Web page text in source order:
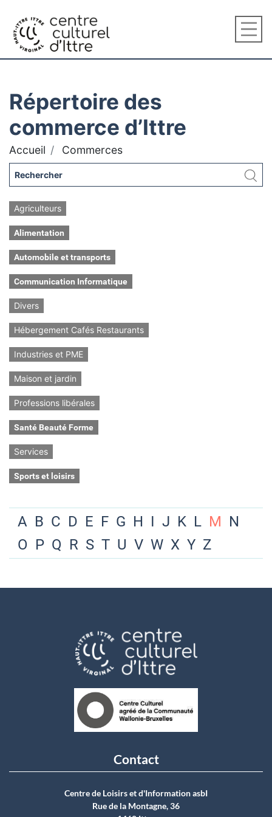
Répertoire des
commerce d’Ittre
Accueil Commerces
Agriculteurs
Alimentation
Automobile et transports
Communication Informatique
Divers
Hébergement Cafés Restaurants
Industries et PME
Maison et jardin
Professions libérales
Santé Beauté Forme
Services
Sports et loisirs
A B C D E F G H I J K L M N
O P Q R S T U V W X Y Z
Contact
Centre de Loisirs et d'Information asbI
Rue de la Montagne, 36